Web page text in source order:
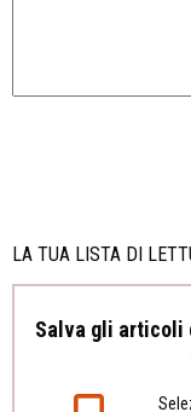
LA TUA LISTA DI
Salva gli articoli